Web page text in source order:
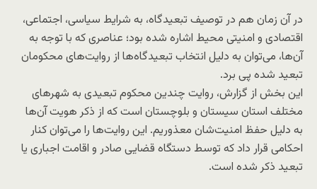
در آن زمان هم در توصیف تبعیدگاه، به شرایط سیاسی، اجتماعی،
اقتصادی و امنیتی محیط اشاره شده بود؛ عناصری که با توجه به
آن‌ها، می‌توان به دلیل انتخاب تبعیدگاه‌ها از روایت‌های محکومان
تبعید شده پی برد.
این بخش از گزارش، روایت چندین محکوم تبعیدی به شهرهای
مختلف استان سیستان و بلوچستان است که از ذکر هویت آن‌ها
به دلیل حفظ امنیت‌شان معذوریم. این روایت‌ها را می‌توان کنار
احکامی قرار داد که توسط دستگاه قضایی صادر و اقامت اجباری یا
تبعید ذکر شده است.